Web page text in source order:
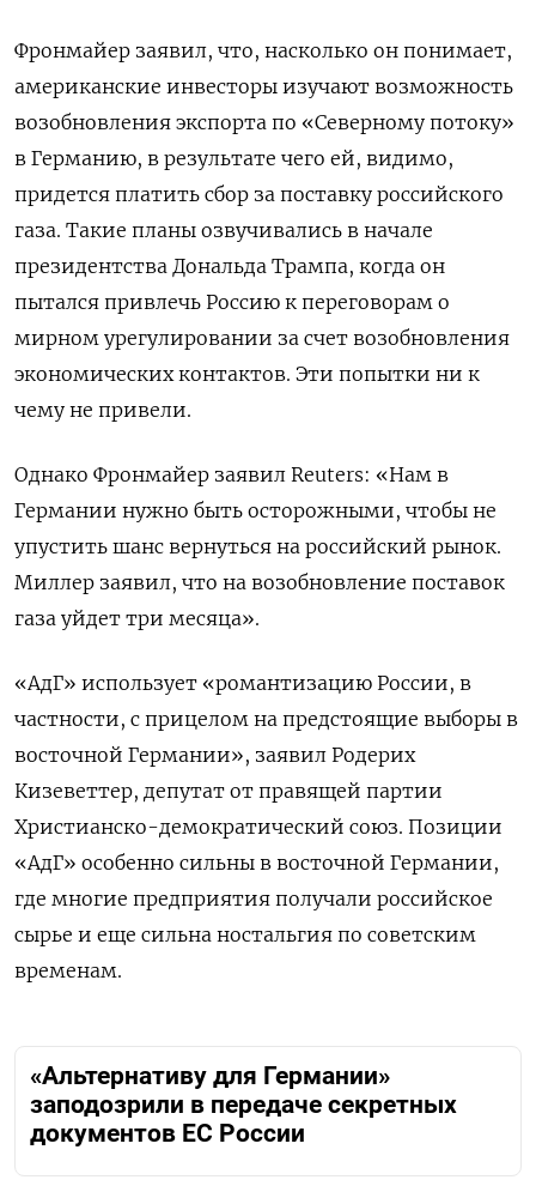
Фронмайер заявил, что, насколько он понимает,
американские инвесторы изучают возможность
возобновления экспорта по «Северному потоку»
в Германию, в результате чего ей, видимо,
придется платить сбор за поставку российского
газа. Такие планы озвучивались в начале
президентства Дональда Трампа, когда он
пытался привлечь Россию к переговорам о
мирном урегулировании за счет возобновления
экономических контактов. Эти попытки ни к
чему не привели.
Однако Фронмайер заявил Reuters: «Нам в
Германии нужно быть осторожными, чтобы не
упустить шанс вернуться на российский рынок.
Миллер заявил, что на возобновление поставок
газа уйдет три месяца».
«АдГ» использует «романтизацию России, в
частности, с прицелом на предстоящие выборы в
восточной Германии», заявил Родерих
Кизеветтер, депутат от правящей партии
Христианско-демократический союз. Позиции
«АдГ» особенно сильны в восточной Германии,
где многие предприятия получали российское
сырье и еще сильна ностальгия по советским
временам.
«Альтернативу для Германии»
заподозрили в передаче секретных
документов ЕС России